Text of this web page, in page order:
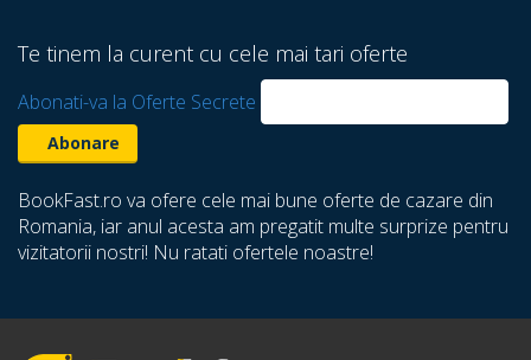
Te tinem la curent cu cele mai tari oferte
Abonati-va la Oferte Secrete
BookFast.ro va ofere cele mai bune oferte de cazare din
Romania, iar anul acesta am pregatit multe surprize pentru
vizitatorii nostri! Nu ratati ofertele noastre!